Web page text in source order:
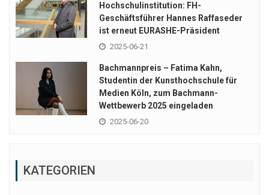
Hochschulinstitution: FH-
Geschäftsführer Hannes Raffaseder
ist erneut EURASHE-Präsident
2025-06-21
Bachmannpreis – Fatima Kahn,
Studentin der Kunsthochschule für
Medien Köln, zum Bachmann-
Wettbewerb 2025 eingeladen
2025-06-20
KATEGORIEN